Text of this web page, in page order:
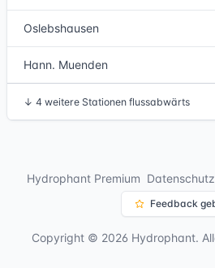
Oslebshausen
Hann. Muenden
↓ 4 weitere Stationen flussabwärts
Hydrophant Premium
Feedback
Copyright © 2026 Hydrophant.